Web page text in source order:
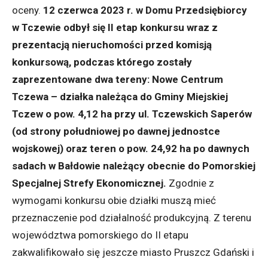
oceny. 12 czerwca 2023 r. w Domu Przedsiębiorcy
w Tczewie odbył się II etap konkursu wraz z
prezentacją nieruchomości przed komisją
konkursową, podczas którego zostały
zaprezentowane dwa tereny: Nowe Centrum
Tczewa – działka należąca do Gminy Miejskiej
Tczew o pow. 4,12 ha przy ul. Tczewskich Saperów
(od strony południowej po dawnej jednostce
wojskowej) oraz teren o pow. 24,92 ha po dawnych
sadach w Bałdowie należący obecnie do Pomorskiej
Specjalnej Strefy Ekonomicznej. Zgodnie z
wymogami konkursu obie działki muszą mieć
przeznaczenie pod działalność produkcyjną. Z terenu
województwa pomorskiego do II etapu
zakwalifikowało się jeszcze miasto Pruszcz Gdański i